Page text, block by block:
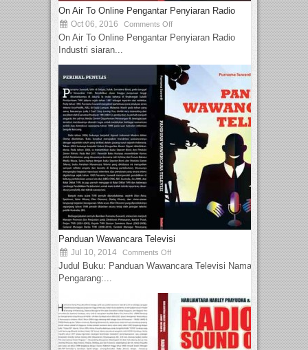
On Air To Online Pengantar Penyiaran Radio
Oct 06, 2016 Comments Off
On Air To Online Pengantar Penyiaran Radio
Industri siaran...
Panduan Wawancara Televisi
Jul 10, 2014 Comments Off
Judul Buku: Panduan Wawancara Televisi Nama
Pengarang:...